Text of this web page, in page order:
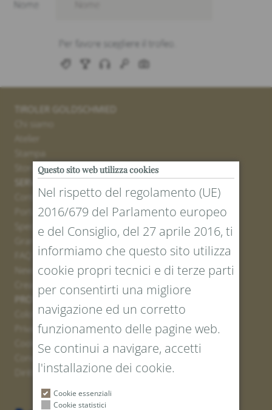
TIROLER GOLDSCHMIED
Stores
SERVICE
Contatto
Portale resi
Spedizione
Grandezze e lunghezze
Newsletter iscrizione
PROTEZIONE LEGALE E DEI DATI
Colofone
Privacy Policy
Cookies
Diritto di recesso
Questo sito web utilizza cookies
Nel rispetto del regolamento (UE)
2016/679 del Parlamento europeo
e del Consiglio, del 27 aprile 2016, ti
informiamo che questo sito utilizza
cookie propri tecnici e di terze parti
per consentirti una migliore
navigazione ed un corretto
funzionamento delle pagine web.
Se continui a navigare, accetti
l'installazione dei cookie.
Cookie essenziali
Cookie statistici